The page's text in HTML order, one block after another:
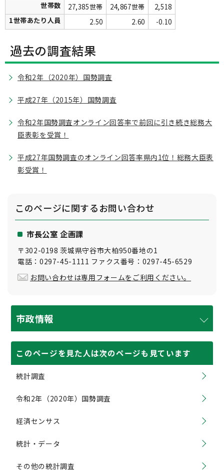
世帯数
27,385世帯 24,867世帯
2,518
1世帯あたり人員
2.50 2.60 -0.10
過去の調査結果
令和2年（2020年）国勢調査
平成27年（2015年）国勢調査
令和2年国勢調査オンライン回答率で前回に引き続き総務大
臣表彰を受賞！
平成27年国勢調査のオンライン回答率県内1位！総務大臣表
彰受賞！
このページに関するお問い合わせ
市長公室 企画課
〒302-0198 茨城県守谷市大柏950番地の1
電話：0297-45-1111 ファクス番号：0297-45-6529
お問い合わせは専用フォームをご利用ください。
市政情報
このページを見た人は次のページも見ています
統計調査
令和2年（2020年）国勢調査
経済センサス
統計・データ
その他の統計調査